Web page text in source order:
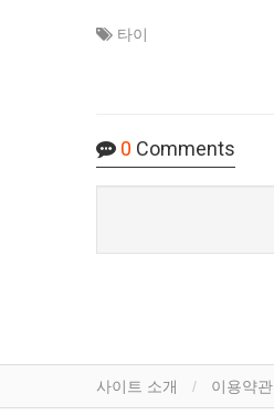
타이
0 Comments
사이트 소개 이용약관